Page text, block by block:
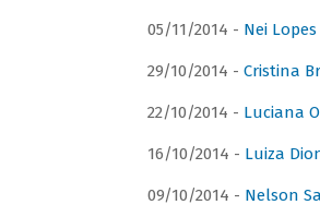
05/11/2014 - Nei
29/10/2014 - Cristina
22/10/2014 - Luciana
16/10/2014 - Luiza
09/10/2014 - Nelson